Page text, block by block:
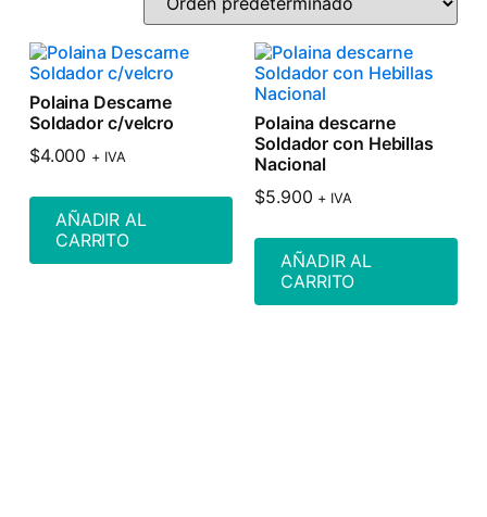
Polaina Descarne
Soldador c/velcro
$4.000 + IVA
AÑADIR AL
CARRITO
Polaina descarne
Soldador con Hebillas
Nacional
$5.900 + IVA
AÑADIR AL
CARRITO